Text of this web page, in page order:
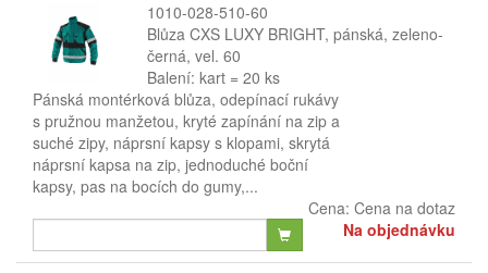
1010-028-510-60
Blůza CXS LUXY BRIGHT, pánská, zeleno-
černá, vel. 60
Balení: kart = 20 ks
Pánská montérková blůza, odepínací rukávy
s pružnou manžetou, kryté zapínání na zip a
suché zipy, náprsní kapsy s klopami, skrytá
náprsní kapsa na zip, jednoduché boční
kapsy, pas na bocích do gumy,...
Cena: Cena na dotaz
Na objednávku